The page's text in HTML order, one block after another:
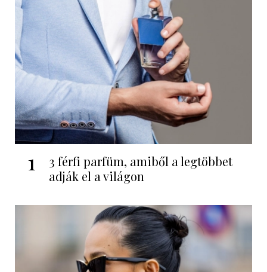
1
3 férfi parfüm, amiből a legtöbbet
adják el a világon